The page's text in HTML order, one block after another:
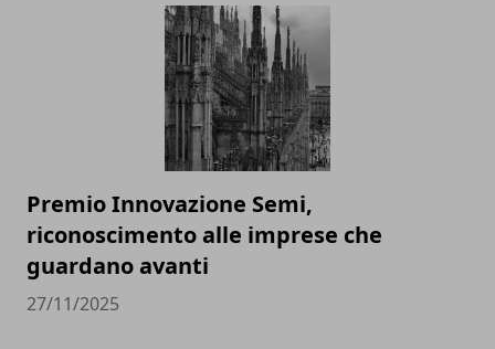
Premio Innovazione Semi,
riconoscimento alle imprese che
guardano avanti
27/11/2025